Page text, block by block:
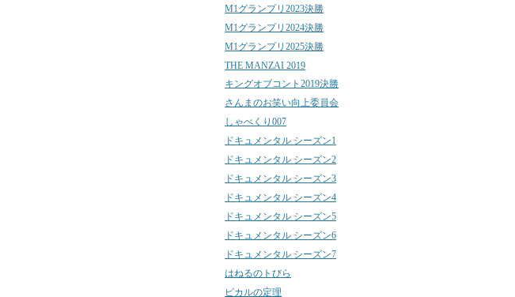
M1グランプリ2023決勝
M1グランプリ2024決勝
M1グランプリ2025決勝
THE MANZAI 2019
キングオブコント2019決勝
さんまのお笑い向上委員会
しゃべくり007
ドキュメンタル シーズン1
ドキュメンタル シーズン2
ドキュメンタル シーズン3
ドキュメンタル シーズン4
ドキュメンタル シーズン5
ドキュメンタル シーズン6
ドキュメンタル シーズン7
はねるのトびら
ピカルの定理